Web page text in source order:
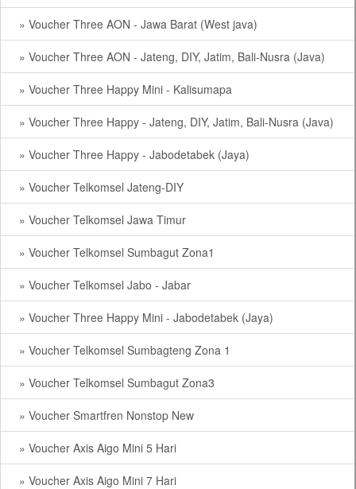
» Voucher Three AON - Jawa Barat (West java)
» Voucher Three AON - Jateng, DIY, Jatim, Bali-Nusra (Java)
» Voucher Three Happy Mini - Kalisumapa
» Voucher Three Happy - Jateng, DIY, Jatim, Bali-Nusra (Java)
» Voucher Three Happy - Jabodetabek (Jaya)
» Voucher Telkomsel Jateng-DIY
» Voucher Telkomsel Jawa Timur
» Voucher Telkomsel Sumbagut Zona1
» Voucher Telkomsel Jabo - Jabar
» Voucher Three Happy Mini - Jabodetabek (Jaya)
» Voucher Telkomsel Sumbagteng Zona 1
» Voucher Telkomsel Sumbagut Zona3
» Voucher Smartfren Nonstop New
» Voucher Axis Aigo Mini 5 Hari
» Voucher Axis Aigo Mini 7 Hari